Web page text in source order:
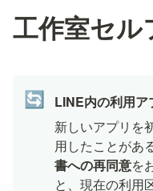
工作室セル
🔄
LINE内の利用ア
新しいアプリを
用したことがあ
書への再同意を
と、現在の利用